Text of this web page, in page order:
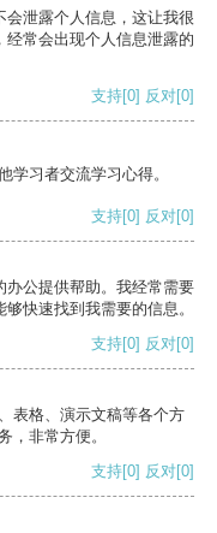
泄露个人信息，这让我很
常会出现个人信息泄露的
支持[0] 反对[0]
学习者交流学习心得。
支持[0] 反对[0]
办公提供帮助。我经常需要
快速找到我需要的信息。
支持[0] 反对[0]
表格、演示文稿等各个方
，非常方便。
支持[0] 反对[0]